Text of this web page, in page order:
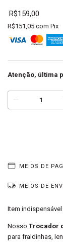
R$159,00
R$151,05 com Pix
Atenção, última
MEIOS DE
MEIOS DE
Item
Nosso Trocador
para fraldinhas,